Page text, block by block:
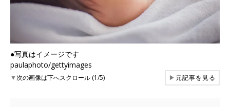
●写真はイメージです
paulaphoto/gettyimages
▼次の画像は下へスクロール (1/5) ▶元記事を見る